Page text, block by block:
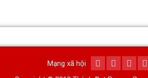
Mạng xã hội